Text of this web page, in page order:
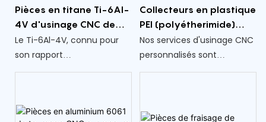
Pièces en titane Ti-6Al-
4V d'usinage CNC de
précision personnalisé
Le Ti-6Al-4V, connu pour
son rapport
résistance/poids
est largement utilisé dans
Collecteurs en plastique
PEI (polyétherimide)
usinés CNC avec
précision et sur mesure
Nos services d'usinage CNC
personnalisés sont
spécialisés dans la
de haute qualité, adaptées